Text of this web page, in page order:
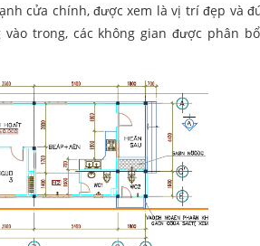
cửa chính, được xem là vị trí đẹp và
trong, các không gian được phân